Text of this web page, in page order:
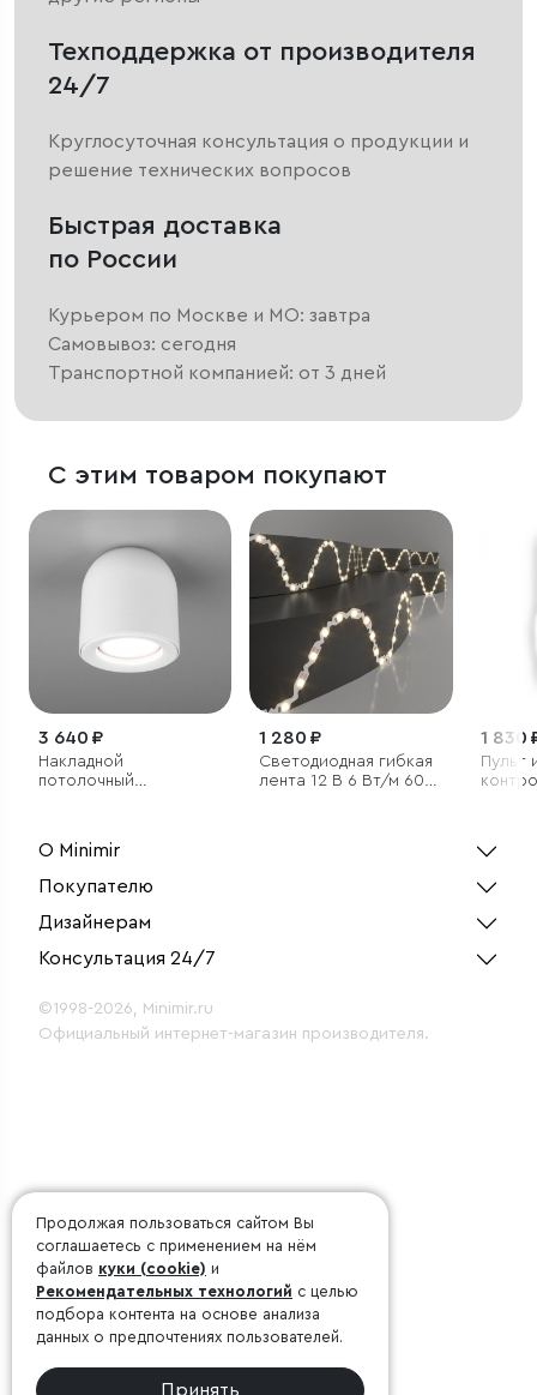
Техподдержка от производителя
24/7
Круглосуточная консультация о продукции и
решение технических вопросов
Быстрая доставка
по России
Курьером по Москве и МО: завтра
Самовывоз: сегодня
Транспортной компанией: от 3 дней
С этим товаром покупают
3 640 ₽
Накладной
потолочный
1 280 ₽
Светодиодная гибкая
лента 12 В 6 Вт/м 60
1 830
Пульт
О Minimir
Покупателю
Дизайнерам
Консультация 24/7
©1998-2026, Minimir.ru
Официальный интернет-магазин производителя.
Продолжая пользоваться сайтом Вы
соглашаетесь с применением на нём
файлов куки (cookie) и
Рекомендательных технологий с целью
подбора контента на основе анализа
данных о предпочтениях пользователей.
Принять